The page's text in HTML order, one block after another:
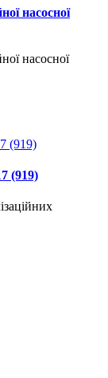
насосної
насосної
(919)